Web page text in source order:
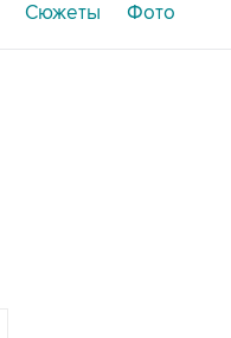
Сюжеты Фото